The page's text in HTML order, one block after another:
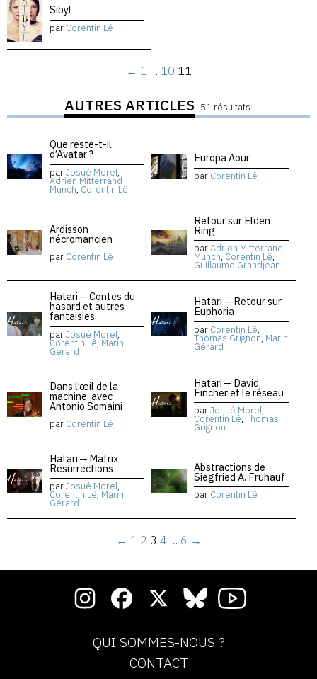
Sibyl
par Corentin Lê
← 1 … 10 11
AUTRES ARTICLES 51 résultats
Que reste-t-il
d’Avatar ?
parJosué Morel,
Adrien Mitterrand
Munch, Corentin Lê
Europa Aour
par Corentin Lê
Ardisson
nécromancien
par Corentin Lê
Retour sur Elden
Ring
parAdrien Mitterrand
Munch, Corentin Lê,
Guillaume Grandjean
Hatari — Contes du
hasard et autres
fantaisies
parJosué Morel,
Corentin Lê, Marin
Gérard
Hatari — Retour sur
Euphoria
par Corentin Lê,
Thomas Grignon, Marin
Gérard
Dans l’œil de la
machine, avec
Antonio Somaini
par Corentin Lê
Hatari — David
Fincher et le réseau
parJosué Morel,
Corentin Lê, Thomas
Grignon
Hatari — Matrix
Resurrections
parJosué Morel,
Corentin Lê, Marin
Gérard
Abstractions de
Siegfried A. Fruhauf
par Corentin Lê
← 1 2 3 4 … 6 →
QUI SOMMES-NOUS ?
CONTACT